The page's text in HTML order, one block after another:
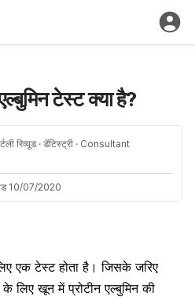
टेस्ट क्या है?
रिव्यूड · डेंटिस्ट्री · Consultant
10/07/2020
एक टेस्ट होता है। जिसके जरिए
लिए खून में प्रोटीन एल्बुमिन की